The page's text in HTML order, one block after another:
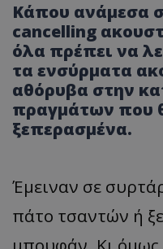
Κάπου ανάμεσα
cancelling
όλα πρέπει να
τα ενσύρματα
αθόρυβα στην
πραγμάτων που
ξεπερασμένα.
Έμειναν σε
πάτο τσαντών ή